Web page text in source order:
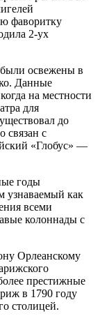
фаворитку
2-ух
освежены в
Данные
на местности
для
до
связан с
«Глобус» —
годы
узнаваемый как
всеми
колоннады с
Орлеанскому
престижные
в 1790 году
столицей.